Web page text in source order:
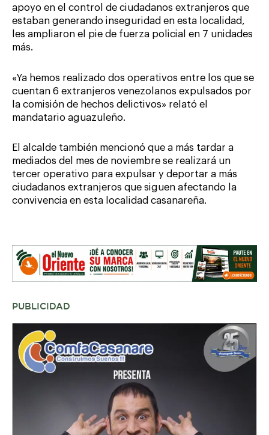
apoyo en el control de ciudadanos extranjeros que
estaban generando inseguridad en esta localidad,
les ampliaron el pie de fuerza policial en 7 unidades
más.
«Ya hemos realizado dos operativos entre los que se
cuentan 6 extranjeros venezolanos expulsados por
la comisión de hechos delictivos» relató el
mandatario aguazuleño.
El alcalde también mencionó que a más tardar a
mediados del mes de noviembre se realizará un
tercer operativo para expulsar y deportar a más
ciudadanos extranjeros que siguen afectando la
convivencia en esta localidad casanareña.
PUBLICIDAD